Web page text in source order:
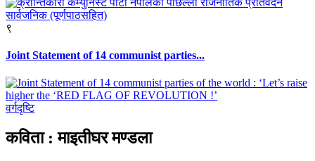
९
Joint Statement of 14 communist parties...
वर्गदृष्टि
कविता : माइतीघर मण्डला